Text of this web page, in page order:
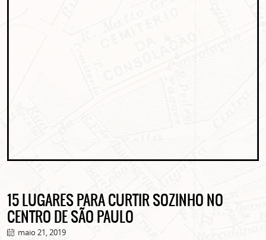
15 LUGARES PARA CURTIR SOZINHO NO
CENTRO DE SÃO PAULO
maio 21, 2019